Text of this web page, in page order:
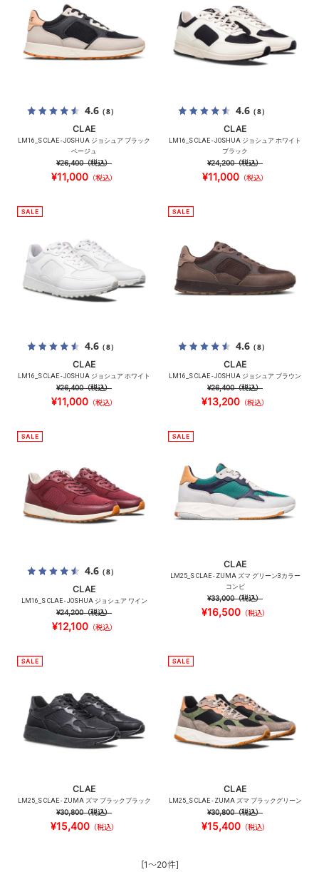
4.6（8）
CLAE
LM16_S CLAE - JOSHUA ジョシュア ブラック
ベージュ
¥26,400（税込）
¥11,000 （税込）
4.6（8）
CLAE
LM16_S CLAE - JOSHUA ジョシュア ホワイト
ブラック
¥24,200（税込）
¥11,000 （税込）
4.6（8）
CLAE
LM16_S CLAE - JOSHUA ジョシュア ホワイト
¥26,400（税込）
¥11,000 （税込）
4.6（8）
CLAE
LM16_S CLAE - JOSHUA ジョシュア ブラウン
¥26,400（税込）
¥13,200 （税込）
4.6（8）
CLAE
LM16_S CLAE - JOSHUA ジョシュア ワイン
¥24,200（税込）
¥12,100（税込）
CLAE
LM25_S CLAE - ZUMA ズマ グリーン3カラー
コンビ
¥33,000（税込）
¥16,500（税込）
CLAE
LM25_S CLAE - ZUMA ズマ ブラックブラック
¥30,800（税込）
¥15,400（税込）
CLAE
LM25_S CLAE - ZUMA ズマ ブラックグリーン
¥30,800（税込）
¥15,400（税込）
[1～20件]